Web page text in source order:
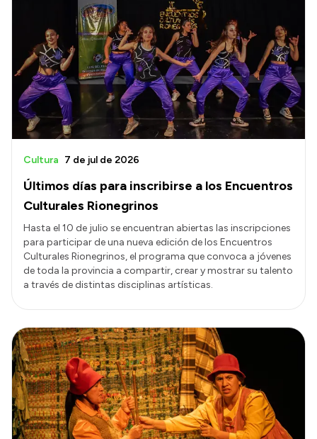
Últimos días para inscribirse a los Encuentros
Culturales Rionegrinos
Cultura 7 de jul de 2026
Hasta el 10 de julio se encuentran abiertas las inscripciones
para participar de una nueva edición de los Encuentros
Culturales Rionegrinos, el programa que convoca a jóvenes
de toda la provincia a compartir, crear y mostrar su talento
a través de distintas disciplinas artísticas.